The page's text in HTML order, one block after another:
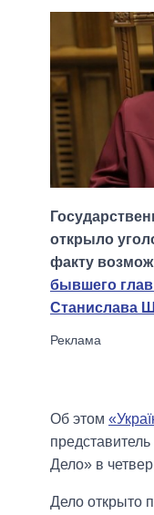
открыло
факту
бывшего
Станислава
Об этом
Дело» в
Дело открыто